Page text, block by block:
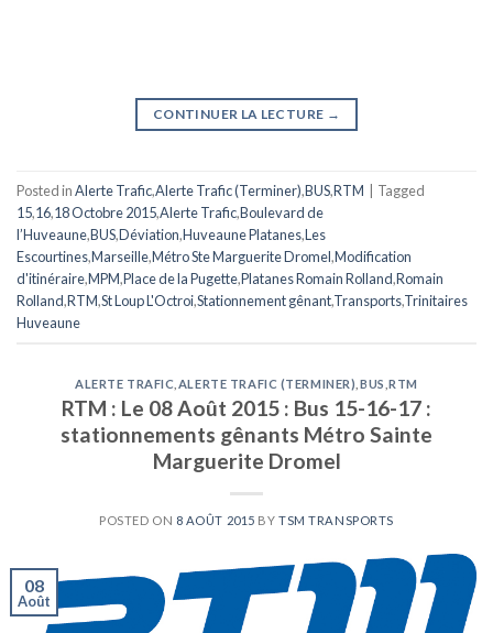
CONTINUER LA LECTURE →
Posted inAlerte Trafic,Alerte Trafic (Terminer),BUS,RTM
Tagged
15,16,18 Octobre 2015,Alerte Trafic,Boulevard de
l’Huveaune,BUS,Déviation,Huveaune Platanes,Les
Escourtines,Marseille,Métro Ste Marguerite Dromel,Modification
d'itinéraire,MPM,Place de la Pugette,Platanes Romain Rolland,Romain
Rolland,RTM,St Loup L'Octroi,Stationnement gênant,Transports,Trinitaires
Huveaune
ALERTE TRAFIC ALERTE TRAFIC (TERMINER) BUS ,RTM
RTM : Le 08 Août 2015 : Bus 15-16-17 :
stationnements gênants Métro Sainte
Marguerite Dromel
POSTED ON 8 AOÛT 2015 BYTSM TRANSPORTS
08
Août